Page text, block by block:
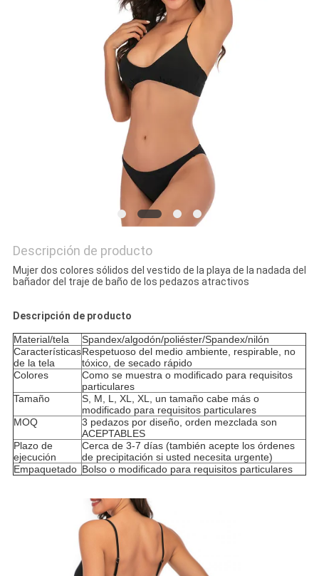
Descripción de producto
Mujer dos colores sólidos del vestido de la playa de la nadada del
bañador del traje de baño de los pedazos atractivos
Descripción de producto
Material/tela
Spandex/algodón/poliéster/Spandex/nilón
Características
de la tela
Respetuoso del medio ambiente, respirable, no
tóxico, de secado rápido
Colores
Como se muestra o modificado para requisitos
particulares
Tamaño
S, M, L, XL, XL, un tamaño cabe más o
modificado para requisitos particulares
MOQ
3 pedazos por diseño, orden mezclada son
ACEPTABLES
Plazo de
ejecución
Cerca de 3-7 días (también acepte los órdenes
de precipitación si usted necesita urgente)
Empaquetado Bolso o modificado para requisitos particulares